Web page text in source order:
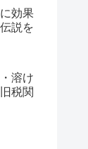
効果
説を
溶け
税関